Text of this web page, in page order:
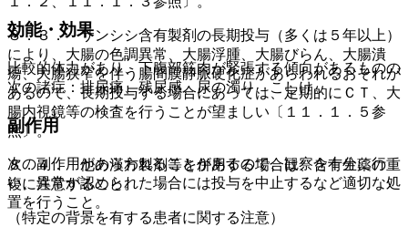
８．３． サンシシ含有製剤の長期投与（多くは５年以上）
により、大腸の色調異常、大腸浮腫、大腸びらん、大腸潰
瘍、大腸狭窄を伴う腸間膜静脈硬化症があらわれるおそれが
あるので、長期投与する場合にあっては、定期的にＣＴ、大
腸内視鏡等の検査を行うことが望ましい〔１１．１．５参
照〕。
８．４． 他の漢方製剤等を併用する場合は、含有生薬の重
複に注意すること。
（特定の背景を有する患者に関する注意）
効能・効果
比較的体力があり、下腹部筋肉が緊張する傾向があるものの
次の諸症：排尿痛、残尿感、尿の濁り、こしけ。
副作用
次の副作用があらわれることがあるので、観察を十分に行
い、異常が認められた場合には投与を中止するなど適切な処
置を行うこと。